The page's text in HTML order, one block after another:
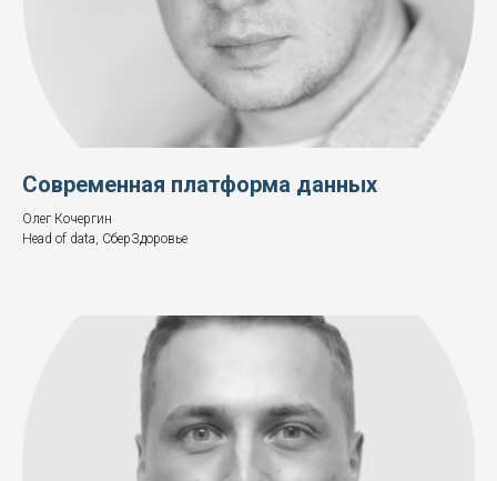
Современная платформа данных
Олег Кочергин
Head of data, СберЗдоровье